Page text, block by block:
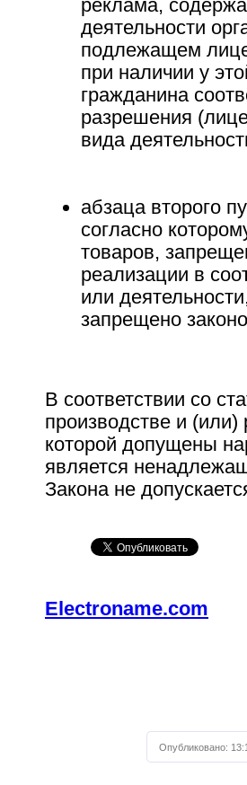
реклама,
деятельности
подлежащем
при наличии у
гражданина
разрешения
вида
абзаца второго
согласно
товаров,
реализации в
или
запрещено
В соответствии со
производстве и
которой допущены
является
Закона не
Electroname.com
Опубликовано: